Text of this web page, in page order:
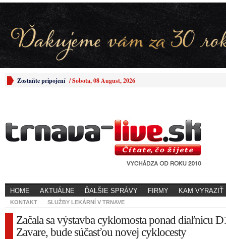
Zostaňte pripojení /Sobota, 08 August, 2026
HOME AKTUÁLNE ĎALŠIE SPRÁVY FIRMY KAM VYRAZIŤ
KONTAKT SLUŽBY LEKÁRNÍ V TRNAVE
Začala sa výstavba cyklomosta ponad diaľnicu
Zavare, bude súčasťou novej cyklocesty